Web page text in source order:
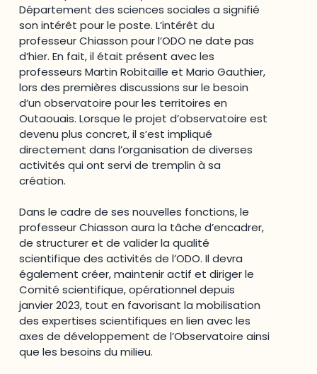
Département des sciences sociales a signifié
son intérêt pour le poste. L’intérêt du
professeur Chiasson pour l’ODO ne date pas
d’hier. En fait, il était présent avec les
professeurs Martin Robitaille et Mario Gauthier,
lors des premières discussions sur le besoin
d’un observatoire pour les territoires en
Outaouais. Lorsque le projet d’observatoire est
devenu plus concret, il s’est impliqué
directement dans l’organisation de diverses
activités qui ont servi de tremplin à sa
création.
Dans le cadre de ses nouvelles fonctions, le
professeur Chiasson aura la tâche d’encadrer,
de structurer et de valider la qualité
scientifique des activités de l’ODO. Il devra
également créer, maintenir actif et diriger le
Comité scientifique, opérationnel depuis
janvier 2023, tout en favorisant la mobilisation
des expertises scientifiques en lien avec les
axes de développement de l’Observatoire ainsi
que les besoins du milieu.